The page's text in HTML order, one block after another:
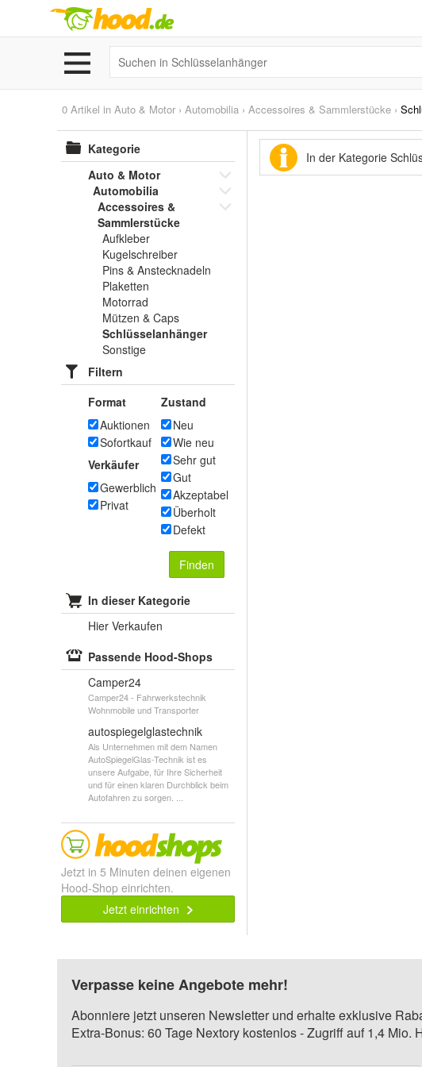
0 Artikel in Auto & Motor › Automobilia › Accessoires & Sammlerstücke ›
Kategorie
Auto & Motor
Automobilia
Accessoires &
Sammlerstücke
Aufkleber
Kugelschreiber
Pins & Anstecknadeln
Plaketten
Motorrad
Mützen & Caps
Schlüsselanhänger
Sonstige
Filtern
Format
Auktionen
Sofortkauf
Verkäufer
Gewerblich
Privat
Zustand
Neu
Wie neu
Sehr gut
Gut
Akzeptabel
Überholt
Defekt
Finden
In dieser Kategorie
Hier Verkaufen
Passende Hood-Shops
Camper24
Camper24 - Fahrwerkstechnik
Wohnmobile und Transporter
autospiegelglastechnik
Als Unternehmen mit dem Namen
AutoSpiegelGlas-Technik ist es
unsere Aufgabe, für Ihre Sicherheit
und für einen klaren Durchblick beim
Autofahren zu sorgen. ...
Jetzt in 5 Minuten deinen eigenen
Hood-Shop einrichten.
Jetzt einrichten
In der Kategorie
Verpasse keine Angebote mehr!
Abonniere jetzt unseren Newsletter und erhalte exklusive
Extra-Bonus: 60 Tage Nextory kostenlos - Zugriff auf 1,4 Mio.